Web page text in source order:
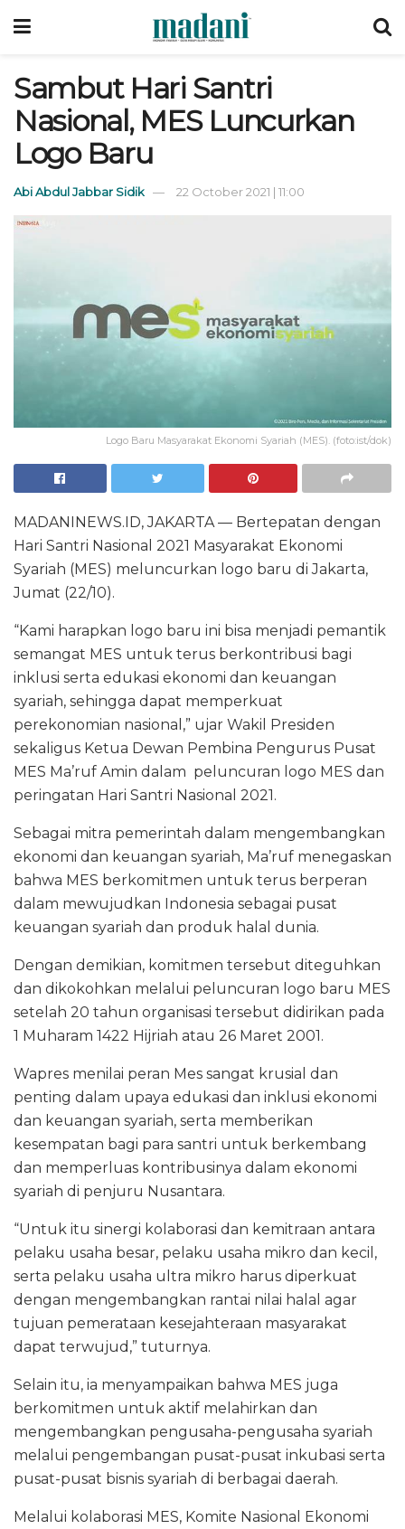
Sambut Hari Santri
Nasional, MES Luncurkan
Logo Baru
Abi Abdul Jabbar Sidik 22 October 2021 | 11:00
Logo Baru Masyarakat Ekonomi Syariah (MES). (foto:ist/dok)
MADANINEWS.ID, JAKARTA — Bertepatan dengan
Hari Santri Nasional 2021 Masyarakat Ekonomi
Syariah (MES) meluncurkan logo baru di Jakarta,
Jumat (22/10).
“Kami harapkan logo baru ini bisa menjadi pemantik
semangat MES untuk terus berkontribusi bagi
inklusi serta edukasi ekonomi dan keuangan
syariah, sehingga dapat memperkuat
perekonomian nasional,” ujar Wakil Presiden
sekaligus Ketua Dewan Pembina Pengurus Pusat
MES Ma’ruf Amin dalam peluncuran logo MES dan
peringatan Hari Santri Nasional 2021.
Sebagai mitra pemerintah dalam mengembangkan
ekonomi dan keuangan syariah, Ma’ruf menegaskan
bahwa MES berkomitmen untuk terus berperan
dalam mewujudkan Indonesia sebagai pusat
keuangan syariah dan produk halal dunia.
Dengan demikian, komitmen tersebut diteguhkan
dan dikokohkan melalui peluncuran logo baru MES
setelah 20 tahun organisasi tersebut didirikan pada
1 Muharam 1422 Hijriah atau 26 Maret 2001.
Wapres menilai peran Mes sangat krusial dan
penting dalam upaya edukasi dan inklusi ekonomi
dan keuangan syariah, serta memberikan
kesempatan bagi para santri untuk berkembang
dan memperluas kontribusinya dalam ekonomi
syariah di penjuru Nusantara.
“Untuk itu sinergi kolaborasi dan kemitraan antara
pelaku usaha besar, pelaku usaha mikro dan kecil,
serta pelaku usaha ultra mikro harus diperkuat
dengan mengembangkan rantai nilai halal agar
tujuan pemerataan kesejahteraan masyarakat
dapat terwujud,” tuturnya.
Selain itu, ia menyampaikan bahwa MES juga
berkomitmen untuk aktif melahirkan dan
mengembangkan pengusaha-pengusaha syariah
melalui pengembangan pusat-pusat inkubasi serta
pusat-pusat bisnis syariah di berbagai daerah.
Melalui kolaborasi MES, Komite Nasional Ekonomi